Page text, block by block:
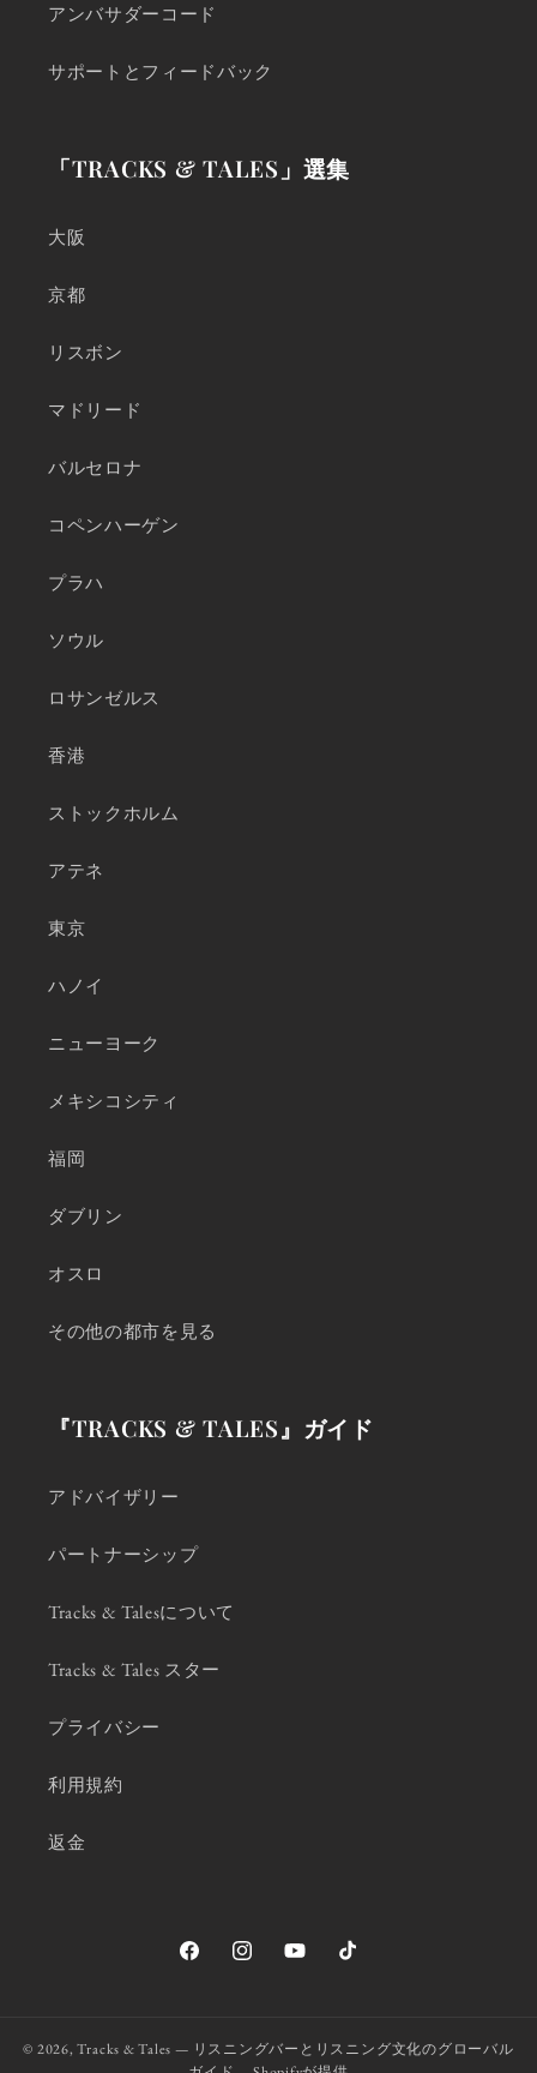
アンバサダーコード
サポートとフィードバック
「TRACKS & TALES」選集
大阪
京都
リスボン
マドリード
バルセロナ
コペンハーゲン
プラハ
ソウル
ロサンゼルス
香港
ストックホルム
アテネ
東京
ハノイ
ニューヨーク
メキシコシティ
福岡
ダブリン
オスロ
その他の都市を見る
『TRACKS & TALES』ガイド
アドバイザリー
パートナーシップ
Tracks & Talesについて
Tracks & Tales スター
プライバシー
利用規約
返金
FacebookInstagramYouTubeTikTok
© 2026,Tracks & Tales — リスニングバーとリスニング文化のグローバル